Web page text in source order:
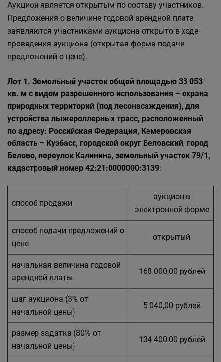
Аукцион является открытым по составу участников.
Предложения о величине годовой арендной плате
заявляются участниками аукциона открыто в ходе
проведения аукциона (открытая форма подачи
предложений о цене).
Лот 1. Земельный участок общей площадью 33 053
кв. м с видом разрешенного использования – охрана
природных территорий (под лесонасаждения), для
устройства лыжероллерных трасс, расположенный
по адресу: Российская Федерация, Кемеровская
область – Кузбасс, городской округ Беловский, город
Белово, переулок Калинина, земельный участок 79/1,
кадастровый номер 42:21:0000000:3139:
способ продажи
аукцион в
электронной форме
способ подачи предложений о
цене
открытый
начальная величина годовой
арендной платы
168 000,00 рублей
шаг аукциона (3% от
начальной цены)
5 040,00 рублей
размер задатка (80% от
начальной цены)
134 400,00 рублей